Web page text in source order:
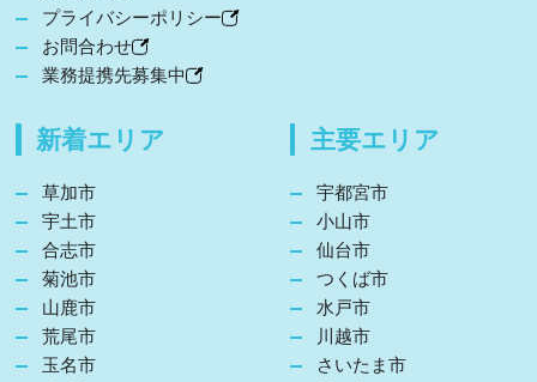
プライバシーポリシー
お問合わせ
業務提携先募集中
新着エリア
草加市
宇土市
合志市
菊池市
山鹿市
荒尾市
玉名市
主要エリア
宇都宮市
小山市
仙台市
つくば市
水戸市
川越市
さいたま市